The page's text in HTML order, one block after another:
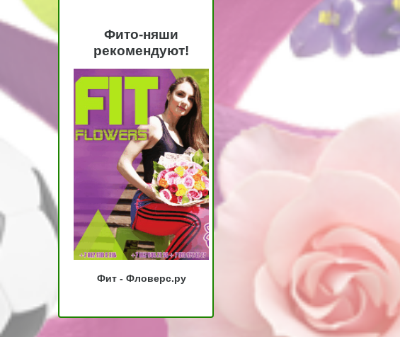
Фито-няши
рекомендуют!
Фит - Фловерс.ру